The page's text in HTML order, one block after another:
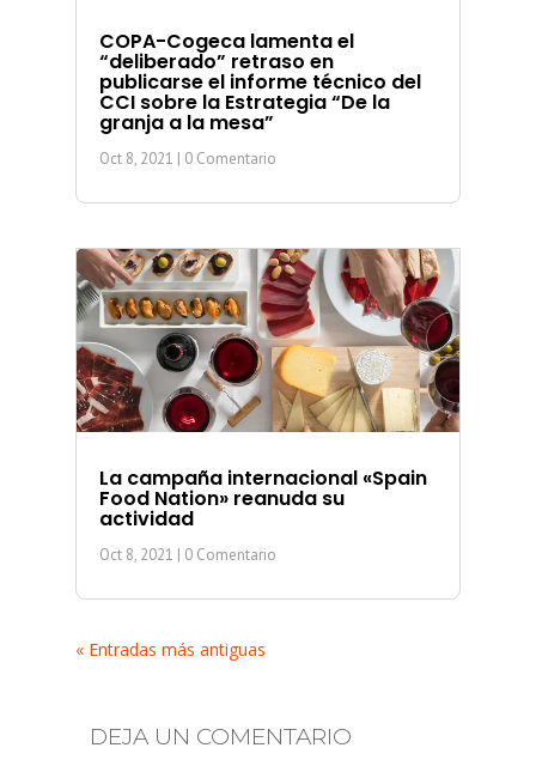
COPA-Cogeca lamenta el
“deliberado” retraso en
publicarse el informe técnico del
CCI sobre la Estrategia “De la
granja a la mesa”
Oct 8, 2021 | 0 Comentario
La campaña internacional «Spain
Food Nation» reanuda su
actividad
Oct 8, 2021 | 0 Comentario
« Entradas más antiguas
DEJA UN COMENTARIO